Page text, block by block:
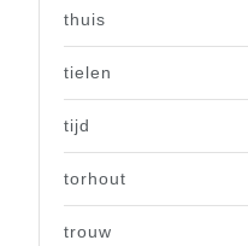
thuis
tielen
tijd
torhout
trouw